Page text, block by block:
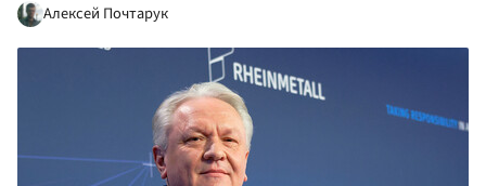
Алексей Почтарук